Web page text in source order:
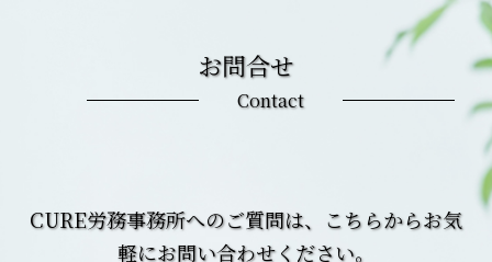
お問合せ
Contact
CURE労務事務所へのご質問は、こちらからお気
軽にお問い合わせください。